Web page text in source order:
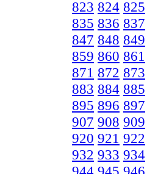
823 824 825
835 836 837
847 848 849
859 860 861
871 872 873
883 884 885
895 896 897
907 908 909
920 921 922
932 933 934